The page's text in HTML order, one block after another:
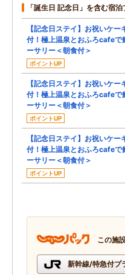
「誕生日 記念日」を含む宿
【記念日ステイ】お祝いケー
付！極上温泉とおふろcafeで
ーサリー＜朝食付＞
ポイントUP
【記念日ステイ】お祝いケー
付！極上温泉とおふろcafeで
ーサリー＜朝食付＞
ポイントUP
【記念日ステイ】お祝いケー
付！極上温泉とおふろcafeで
ーサリー＜朝食付＞
ポイントUP
この施
新幹線/特急付プ